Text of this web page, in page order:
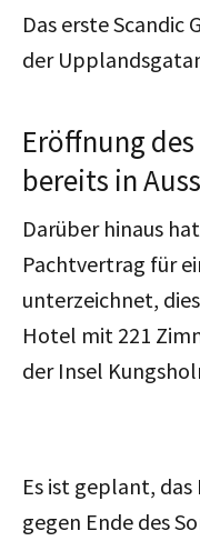
Das erste
der
Eröffnung
bereits in
Darüber hinaus hat
Pachtvertrag für
unterzeichnet,
Hotel mit 221
der Insel
Es ist geplant,
gegen Ende des